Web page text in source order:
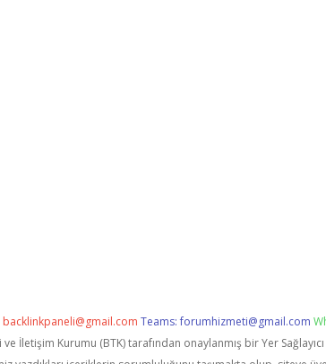
backlinkpaneli@gmail.com Teams:forumhizmeti@gmail.com
ve İletişim Kurumu (BTK) tarafından onaylanmış bir Yer